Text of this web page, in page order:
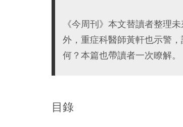
《今周刊》本文替讀者整理
外，重症科醫師黃軒也示警
何？本篇也帶讀者一次瞭解。
目錄